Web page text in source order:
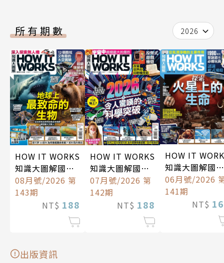
所有期數 2026
HOW IT WORKS
知識大圖解國際
中文版
08月號/2026 第
143期
NT$ 188
HOW IT WORKS
知識大圖解國際
中文版
07月號/2026 第
142期
NT$ 188
HOW IT
知識大圖解國際
中文版
06月號/2026
141期
NT$
出版資訊